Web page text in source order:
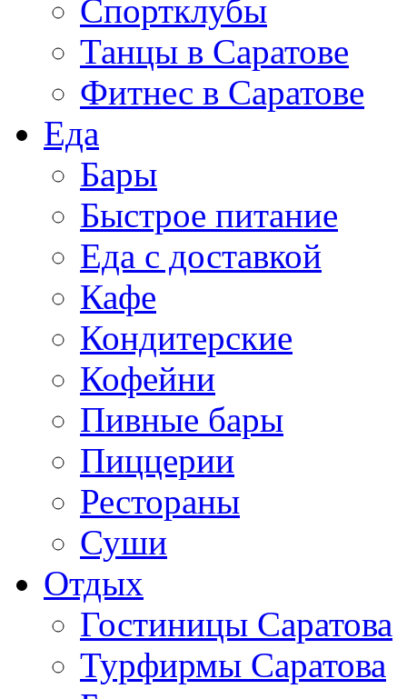
Спортклубы
Танцы в Саратове
Фитнес в Саратове
Еда
Бары
Быстрое питание
Еда с доставкой
Кафе
Кондитерские
Кофейни
Пивные бары
Пиццерии
Рестораны
Суши
Отдых
Гостиницы Саратова
Турфирмы Саратова